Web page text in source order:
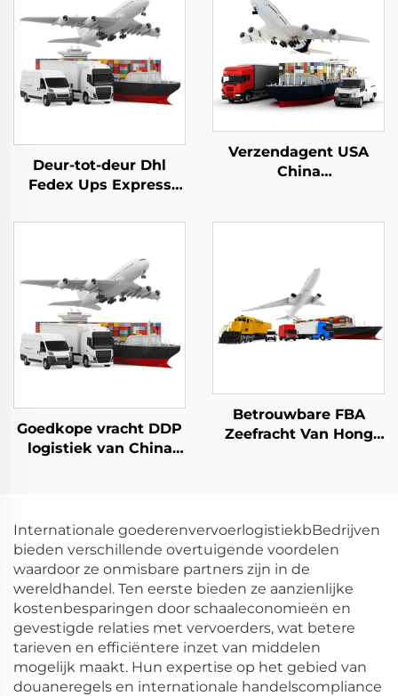
Deur-tot-deur Dhl
Fedex Ups Express
China naar Europa
Verzendagent USA
China
express China naar
USA
Goedkope vracht DDP
logistiek van China
Portugal UPS DHL
Express verzending
agent
Betrouwbare FBA
Zeefracht Van Hong
Douaneafhandeling
Internationale goederenvervoerlogistiekbBedrijven
bieden verschillende overtuigende voordelen
waardoor ze onmisbare partners zijn in de
wereldhandel. Ten eerste bieden ze aanzienlijke
kostenbesparingen door schaaleconomieën en
gevestigde relaties met vervoerders, wat betere
tarieven en efficiëntere inzet van middelen
mogelijk maakt. Hun expertise op het gebied van
douaneregels en internationale handelscompliance